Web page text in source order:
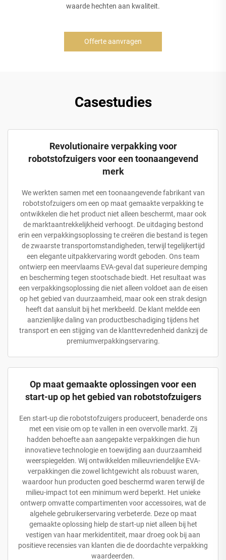
waarde hechten aan kwaliteit.
Offerte aanvragen
Casestudies
Revolutionaire verpakking voor
robotstofzuigers voor een toonaangevend
merk
We werkten samen met een toonaangevende fabrikant van
robotstofzuigers om een op maat gemaakte verpakking te
ontwikkelen die het product niet alleen beschermt, maar ook
de marktaantrekkelijkheid verhoogt. De uitdaging bestond
erin een verpakkingsoplossing te creëren die bestand is tegen
de zwaarste transportomstandigheden, terwijl tegelijkertijd
een elegante uitpakkervaring wordt geboden. Ons team
ontwierp een meervlaams EVA-geval dat superieure demping
en bescherming tegen stootschade biedt. Het resultaat was
een verpakkingsoplossing die niet alleen voldoet aan de eisen
op het gebied van duurzaamheid, maar ook een strak design
heeft dat aansluit bij het merkbeeld. De klant meldde een
aanzienlijke daling van productbeschadiging tijdens het
transport en een stijging van de klanttevredenheid dankzij de
premiumverpakkingservaring.
Op maat gemaakte oplossingen voor een
start-up op het gebied van robotstofzuigers
Een start-up die robotstofzuigers produceert, benaderde ons
met een visie om op te vallen in een overvolle markt. Zij
hadden behoefte aan aangepakte verpakkingen die hun
innovatieve technologie en toewijding aan duurzaamheid
weerspiegelden. Wij ontwikkelden milieuvriendelijke EVA-
verpakkingen die zowel lichtgewicht als robuust waren,
waardoor hun producten goed beschermd waren terwijl de
milieu-impact tot een minimum werd beperkt. Het unieke
ontwerp omvatte compartimenten voor accessoires, wat de
algehele gebruikerservaring verbeterde. Deze op maat
gemaakte oplossing hielp de start-up niet alleen bij het
vestigen van haar merkidentiteit, maar droeg ook bij aan
positieve recensies van klanten die de doordachte verpakking
waardeerden.